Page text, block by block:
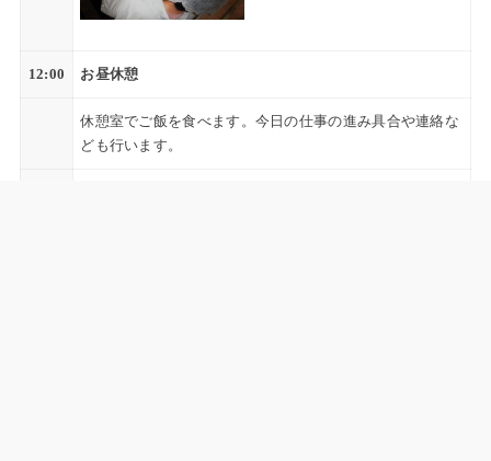
12:00 お昼休憩
休憩室でご飯を食べます。今日の仕事の進み具合や連絡な
ども行います。